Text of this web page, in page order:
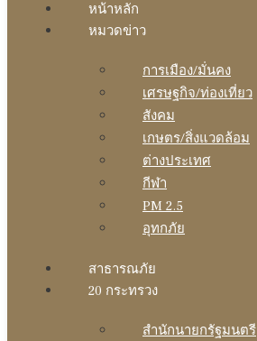
หน้าหลัก
หมวดข่าว
การเมือง/มั่นคง
เศรษฐกิจ/ท่องเที่ยว
สังคม
เกษตร/สิ่งแวดล้อม
ต่างประเทศ
กีฬา
PM 2.5
อุทกภัย
สาธารณภัย
20 กระทรวง
สํานักนายกรัฐมนตรี